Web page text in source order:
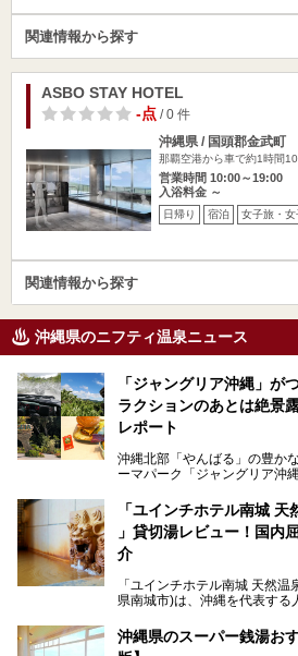
関連情報から探す
ASBO STAY HOTEL
-点/ 0 件
沖縄県 / 国頭郡金武町
那覇空港から車で約1時間
営業時間 10:00～19:00
入浴料金 ～
日帰り 宿泊 女子旅・女
関連情報から探す
沖縄県のニフティ温泉ニュース
「ジャングリア沖縄」が
ラクションのあとは絶景
レポート
沖縄北部「やんばる」の豊か
ーマパーク「ジャングリア沖
グリアの全貌をお届けすべく
法まで徹底解説していきます
「ユインチホテル南城
」貸切湯レビュー！国内
介
「ユインチホテル南城 天然
県南城市)は、沖縄を代表する
位を獲得し、平日・土日にか
ァンが訪れます。
沖縄県のスーパー銭湯お